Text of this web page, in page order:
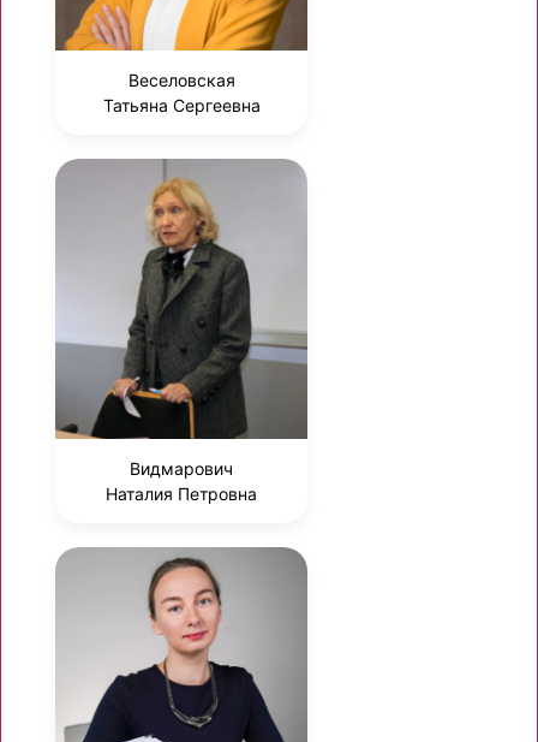
Веселовская
Татьяна Сергеевна
Видмарович
Наталия Петровна